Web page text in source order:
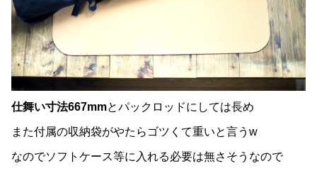
仕舞い寸法667mmとパックロッドにしては長め
また付属の収納袋がやたらゴツくて重いと言うw
なのでソフトケース等に入れる必要は無さそうなので